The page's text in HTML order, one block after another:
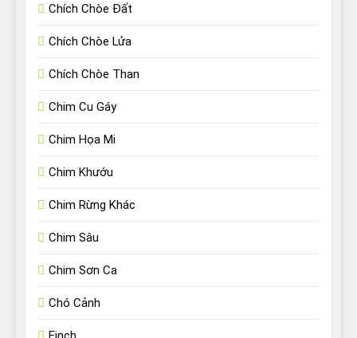
Chích Chòe Đất
Chích Chòe Lửa
Chích Chòe Than
Chim Cu Gáy
Chim Họa Mi
Chim Khướu
Chim Rừng Khác
Chim Sâu
Chim Sơn Ca
Chó Cảnh